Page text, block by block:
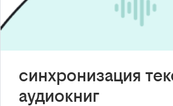
синхронизация
аудиокниг